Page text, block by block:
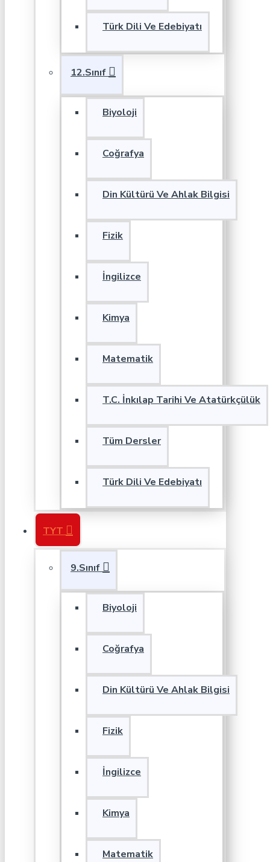
Türk Dili Ve Edebiyatı
12.Sınıf
Biyoloji
Coğrafya
Din Kültürü Ve Ahlak Bilgisi
Fizik
İngilizce
Kimya
Matematik
T.C. İnkılap Tarihi Ve Atatürkçülük
Tüm Dersler
Türk Dili Ve Edebiyatı
TYT
9.Sınıf
Biyoloji
Coğrafya
Din Kültürü Ve Ahlak Bilgisi
Fizik
İngilizce
Kimya
Matematik